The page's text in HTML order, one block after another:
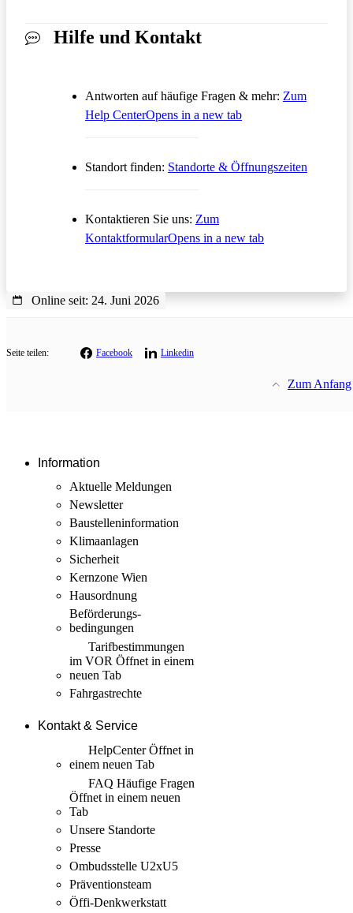
Hilfe und Kontakt
Antworten auf häufige Fragen & mehr: Zum
Help CenterOpens in a new tab
Standort finden: Standorte & Öffnungszeiten
Kontaktieren Sie uns: Zum
KontaktformularOpens in a new tab
Online seit: 24. Juni 2026
Seite teilen: Facebook Linkedin
Zum Anfang
Information
Aktuelle Meldungen
Newsletter
Baustellen­information
Klimaanlagen
Sicherheit
Kernzone Wien
Hausordnung
Beförderungs­
bedingungen
Tarif­bestimmungen
im VOR Öffnet in einem
neuen Tab
Fahrgastrechte
Kontakt & Service
HelpCenterÖffnet in
einem neuen Tab
FAQ Häufige Fragen
Öffnet in einem neuen
Tab
Unsere Standorte
Presse
Ombudsstelle U2xU5
Präventionsteam
Öffi-Denkwerkstatt